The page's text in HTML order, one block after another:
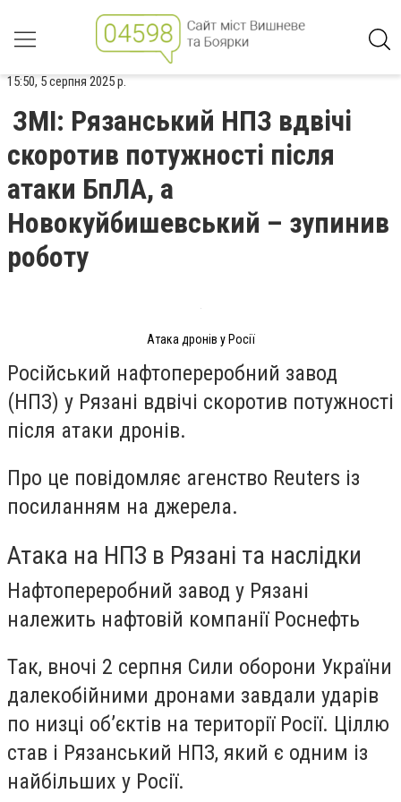
15:50, 5 серпня 2025 р.
ЗМІ: Рязанський НПЗ вдвічі
скоротив потужності після
атаки БпЛА, а
Новокуйбишевський – зупинив
роботу
Атака дронів у Росії
Російський нафтопереробний завод
(НПЗ) у Рязані вдвічі скоротив потужності
після атаки дронів.
Про це повідомляє агенство Reuters із
посиланням на джерела.
Атака на НПЗ в Рязані та наслідки
Нафтопереробний завод у Рязані
належить нафтовій компанії Роснефть
Так, вночі 2 серпня Сили оборони України
далекобійними дронами завдали ударів
по низці об’єктів на території Росії. Ціллю
став і Рязанський НПЗ, який є одним із
найбільших у Росії.